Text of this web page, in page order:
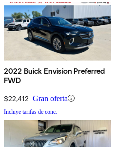
2022 Buick Envision Preferred
FWD
$22,412 Gran oferta
Incluye tarifas de conc.